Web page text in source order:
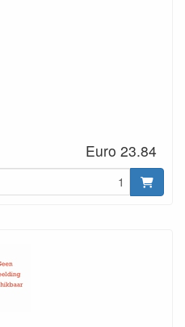
Euro 23.84